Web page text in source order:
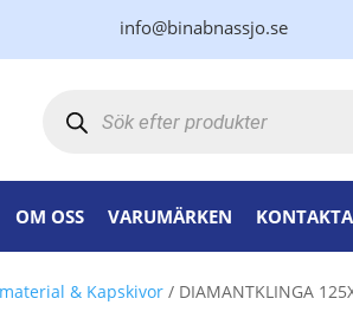
info@binabnassjo.se
OM OSS VARUMÄRKEN
& Kapskivor / DIAMANTKLINGA